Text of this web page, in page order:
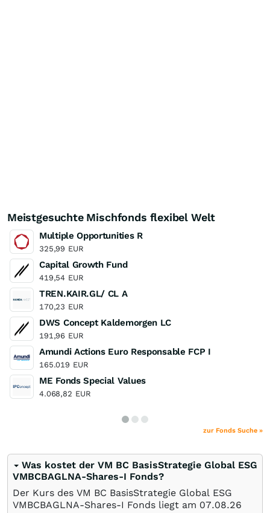
Meistgesuchte Mischfonds flexibel Welt
Multiple Opportunities R
325,99 EUR
Capital Growth Fund
419,54 EUR
TREN.KAIR.GL/ CL A
170,23 EUR
DWS Concept Kaldemorgen LC
191,96 EUR
Amundi Actions Euro Responsable FCP I
165.019 EUR
ME Fonds Special Values
4.068,82 EUR
zur Fonds Suche »
Was kostet der VM BC BasisStrategie Global ESG
VMBCBAGLNA-Shares-I Fonds?
Der Kurs des VM BC BasisStrategie Global ESG
VMBCBAGLNA-Shares-I Fonds liegt am 07.08.26